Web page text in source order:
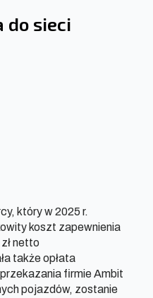
do sieci
który w 2025 r.
koszt zapewnienia
netto
także opłata
firmie Ambit
pojazdów, zostanie